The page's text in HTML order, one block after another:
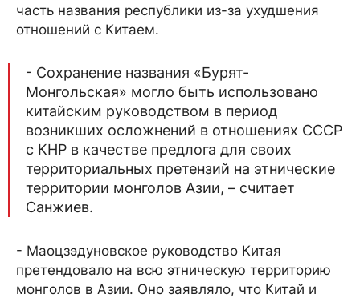
часть названия республики из-за ухудшения
отношений с Китаем.
- Сохранение названия «Бурят-
Монгольская» могло быть использовано
китайским руководством в период
возникших осложнений в отношениях СССР
с КНР в качестве предлога для своих
территориальных претензий на этнические
территории монголов Азии, – считает
Санжиев.
- Маоцзэдуновское руководство Китая
претендовало на всю этническую территорию
монголов в Азии. Оно заявляло, что Китай и